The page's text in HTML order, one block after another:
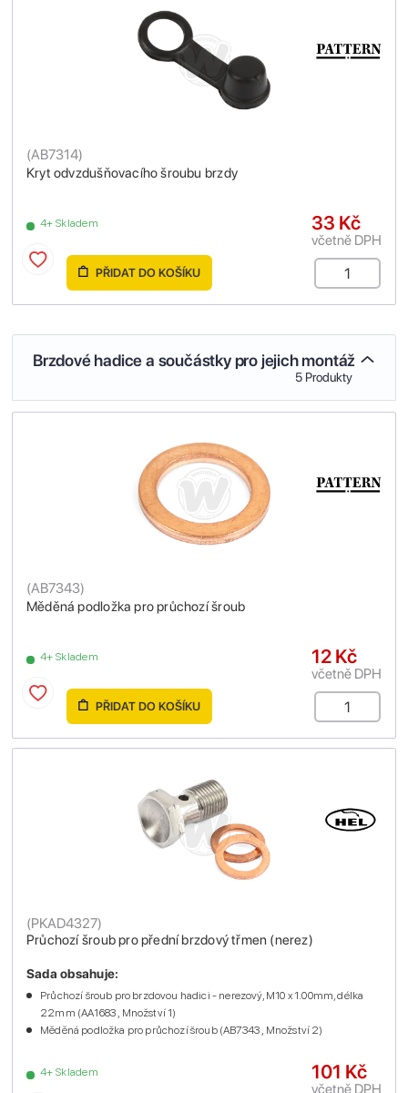
Kryt odvzdušňovacího šroubu brzdy
(AB7314)
4+ Skladem 33 Kč
včetně DPH
PŘIDAT DO KOŠÍKU
Brzdové hadice a součástky pro jejich montáž
5 Produkty
Měděná podložka pro průchozí šroub
(AB7343)
4+ Skladem 12 Kč
včetně DPH
PŘIDAT DO KOŠÍKU
Průchozí šroub pro přední brzdový třmen (nerez)
(PKAD4327)
4+ Skladem
Sada obsahuje:
Průchozí šroub pro brzdovou hadici - nerezový, M10 x 1.00mm, délka
22mm (AA1683 , Množství 1)
Měděná podložka pro průchozí šroub (AB7343 , Množství 2)
101 Kč
včetně DPH